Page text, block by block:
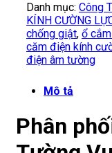
Danh mục: Công
KÍNH CƯỜNG
chống giật, ổ
căm điện kính
điện âm tường
Mô tả
Phân